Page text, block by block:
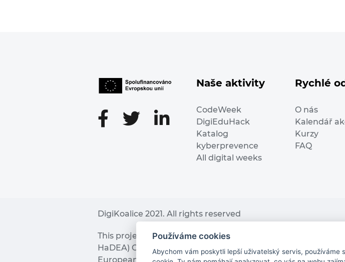
Naše aktivity
CodeWeek
DigiEduHack
Katalog
kyberprevence
All digital weeks
Rychlé
O nás
Kalendář
Kurzy
FAQ
DigiKoalice 2021. All rights reserved
This project has received funding from the European
HaDEA) CEF TELECOM Calls 2019. This website reflects
European Commission and the European Commission is
Používáme cookies
Abychom vám poskytli lepší uživatelský servis, používáme